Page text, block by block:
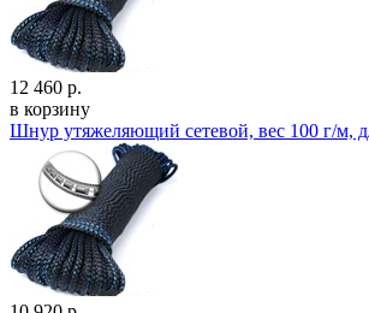
12 460 р.
в корзину
Шнур утяжеляющий сетевой, вес 100 г/м,